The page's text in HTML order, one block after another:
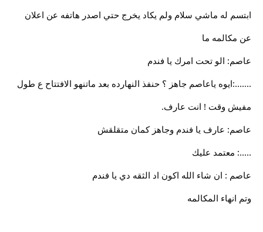
ابتسم له ماشي سلام ولم يكاد يخرج حتي اصدر هاتفه عن اعلان
عن مكالمه ما
عاصم: الو تحت امرك يا فندم
.......:ايوه ياعاصم جاهز ؟ حنفذ النهارده بعد ماتنهو الافتتاح ع طول
مفيش وقت ! انت عارف.
عاصم: عارف يا فندم وجاهز كمان متقلقش
.....: معتمد عليك
عاصم : ان شاء الله اكون اد الثقه دي يا فندم
وتم انهاء المكالمه